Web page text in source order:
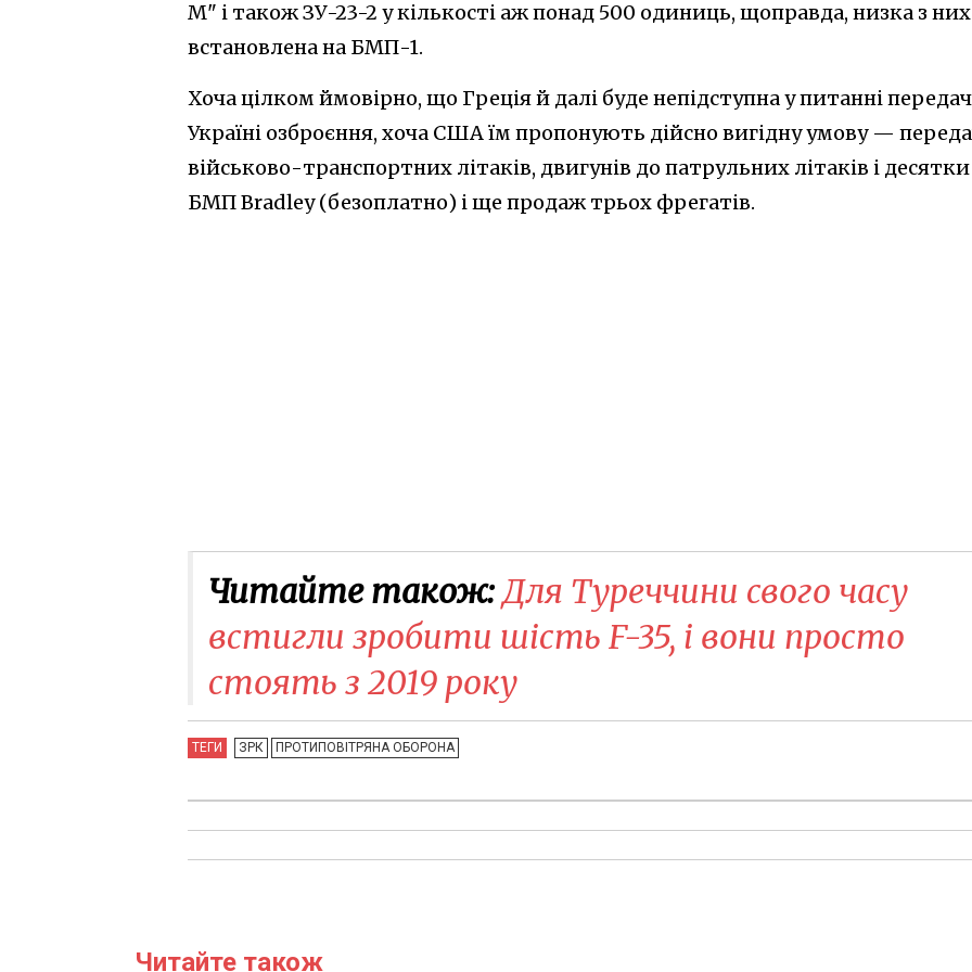
М" і також ЗУ-23-2 у кількості аж понад 500 одиниць, щоправда, низка з них
встановлена на БМП-1.
Хоча цілком ймовірно, що Греція й далі буде непідступна у питанні
Україні озброєння, хоча США їм пропонують дійсно вигідну умову —
військово-транспортних літаків, двигунів до патрульних літаків і десятки
БМП Bradley (безоплатно) і ще продаж трьох фрегатів.
Читайте також:Для Туреччини свого часу
встигли зробити шість F-35, і вони просто
стоять з 2019 року
ТЕГИ ЗРК ПРОТИПОВІТРЯНА ОБОРОНА
Читайте також